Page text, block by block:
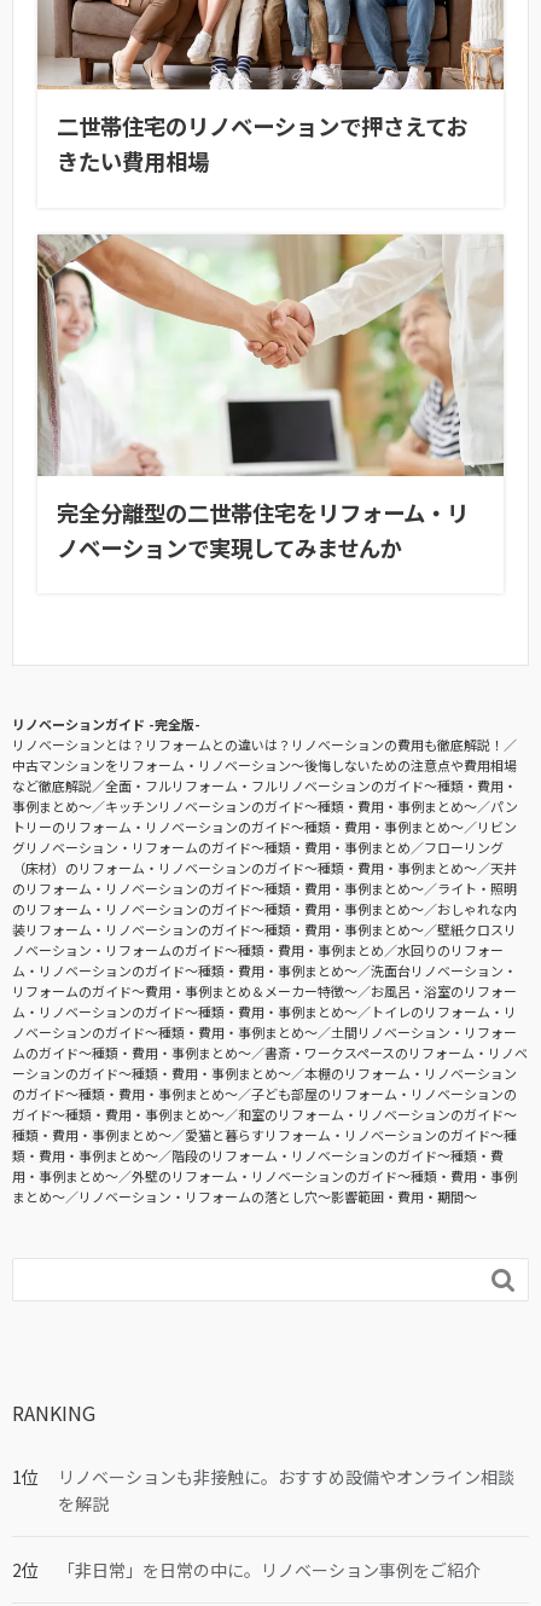
二世帯住宅のリノベーションで押さえてお
きたい費用相場
完全分離型の二世帯住宅をリフォーム・リ
ノベーションで実現してみませんか
リノベーションガイド -完全版-
リノベーションとは？リフォームとの違いは？リノベーションの費用も徹底解説！
中古マンションをリフォーム・リノベーション〜後悔しないための注意点や費用相場
など徹底解説
全面・フルリフォーム・フルリノベーションのガイド〜種類・費用・
事例まとめ〜
キッチンリノベーションのガイド〜種類・費用・事例まとめ〜
パン
トリーのリフォーム・リノベーションのガイド〜種類・費用・事例まとめ〜
リビン
グリノベーション・リフォームのガイド〜種類・費用・事例まとめ
フローリング
（床材）のリフォーム・リノベーションのガイド〜種類・費用・事例まとめ〜
天井
のリフォーム・リノベーションのガイド〜種類・費用・事例まとめ〜
ライト・照明
のリフォーム・リノベーションのガイド〜種類・費用・事例まとめ〜
おしゃれな内
装リフォーム・リノベーションのガイド〜種類・費用・事例まとめ〜
壁紙クロスリ
ノベーション・リフォームのガイド〜種類・費用・事例まとめ
水回りのリフォー
ム・リノベーションのガイド〜種類・費用・事例まとめ〜
洗面台リノベーション・
リフォームのガイド〜費用・事例まとめ＆メーカー特徴〜
お風呂・浴室のリフォー
ム・リノベーションのガイド〜種類・費用・事例まとめ〜
トイレのリフォーム・リ
ノベーションのガイド〜種類・費用・事例まとめ〜
土間リノベーション・リフォー
ムのガイド〜種類・費用・事例まとめ〜
書斎・ワークスペースのリフォーム・リノベ
ーションのガイド〜種類・費用・事例まとめ〜
本棚のリフォーム・リノベーション
のガイド〜種類・費用・事例まとめ〜
子ども部屋のリフォーム・リノベーションの
ガイド〜種類・費用・事例まとめ〜
和室のリフォーム・リノベーションのガイド〜
種類・費用・事例まとめ〜
愛猫と暮らすリフォーム・リノベーションのガイド〜種
類・費用・事例まとめ〜
階段のリフォーム・リノベーションのガイド〜種類・費
用・事例まとめ〜
外壁のリフォーム・リノベーションのガイド〜種類・費用・事例
まとめ〜
リノベーション・リフォームの落とし穴～影響範囲・費用・期間～

RANKING
リノベーションも非接触に。おすすめ設備やオンライン相談
を解説
「非日常」を日常の中に。リノベーション事例をご紹介